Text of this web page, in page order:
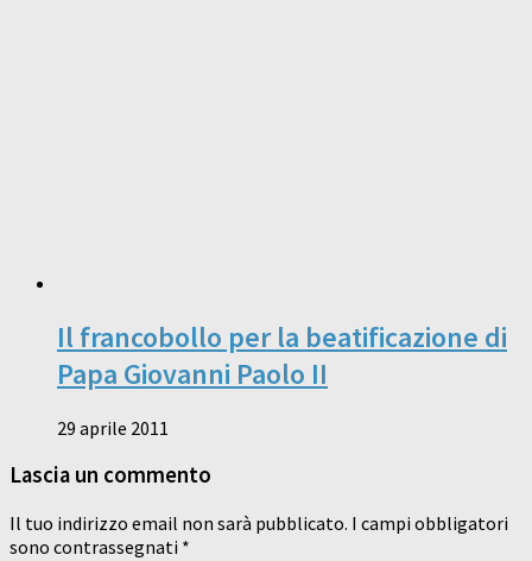
Il francobollo per la beatificazione di
Papa Giovanni Paolo II
29 aprile 2011
Lascia un commento
Il tuo indirizzo email non sarà pubblicato. I campi obbligatori
sono contrassegnati *